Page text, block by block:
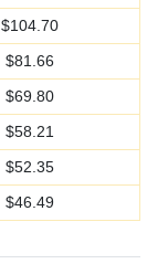
$104.70
$81.66
$69.80
$58.21
$52.35
$46.49